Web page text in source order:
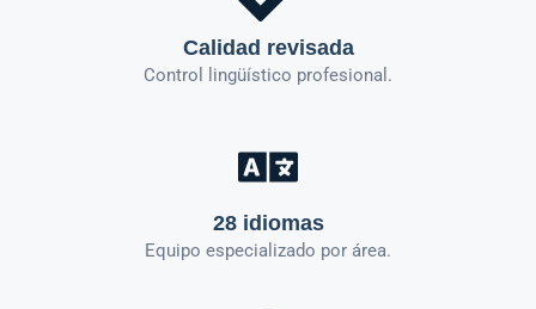
Calidad revisada
Control lingüístico profesional.
28 idiomas
Equipo especializado por área.